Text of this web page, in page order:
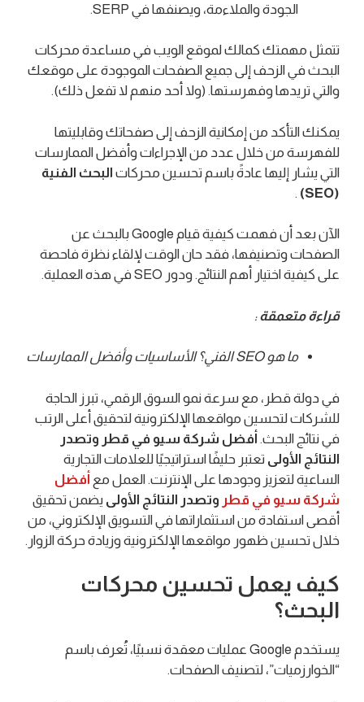
الجودة والملاءمة، ويصنفها في SERP.
تتمثل مهمتك كمالك لموقع الويب في مساعدة محركات
البحث في الزحف إلى جميع الصفحات الموجودة على موقعك
والتي تريدها وفهرستها. (ولا أحد منهم لا تفعل ذلك).
يمكنك التأكد من إمكانية الزحف إلى صفحاتك وقابليتها
للفهرسة من خلال عدد من الإجراءات وأفضل الممارسات
التي يشار إليها عادةً باسم تحسين محركات البحث الفنية
(SEO)
.
الآن بعد أن فهمت كيفية قيام Google بالبحث عن
الصفحات وتصنيفها، فقد حان الوقت لإلقاء نظرة فاحصة
على كيفية اختيار أهم النتائج. ودور SEO في هذه العملية.
قراءة متعمقة:
ما هو SEO الفني؟ الأساسيات وأفضل الممارسات
في دولة قطر، مع سرعة نمو السوق الرقمي، تبرز الحاجة
للشركات لتحسين مواقعها الإلكترونية لتحقيق أعلى الرتب
في نتائج البحث. أفضل شركة سيو في قطر وتصدر
النتائج الأولى تعتبر حليفًا استراتيجيًا للعلامات التجارية
الساعية لتعزيز وجودها على الإنترنت. العمل مع أفضل
شركة سيو في قطر وتصدر النتائج الأولى يضمن تحقيق
أقصى استفادة من استثماراتها في التسويق الإلكتروني، من
خلال تحسين ظهور مواقعها الإلكترونية وزيادة حركة الزوار.
كيف يعمل تحسين محركات
البحث؟
يستخدم Google عمليات معقدة نسبيًا، تُعرف باسم
“الخوارزميات”، لتصنيف الصفحات.